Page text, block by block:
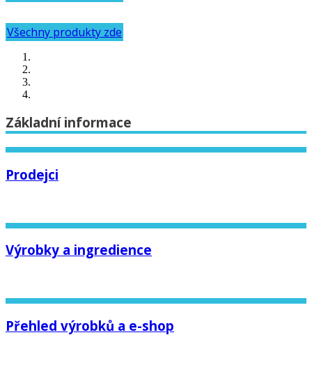
Všechny produkty zde
Základní informace
Prodejci
Výrobky a ingredience
Přehled výrobků a e-shop